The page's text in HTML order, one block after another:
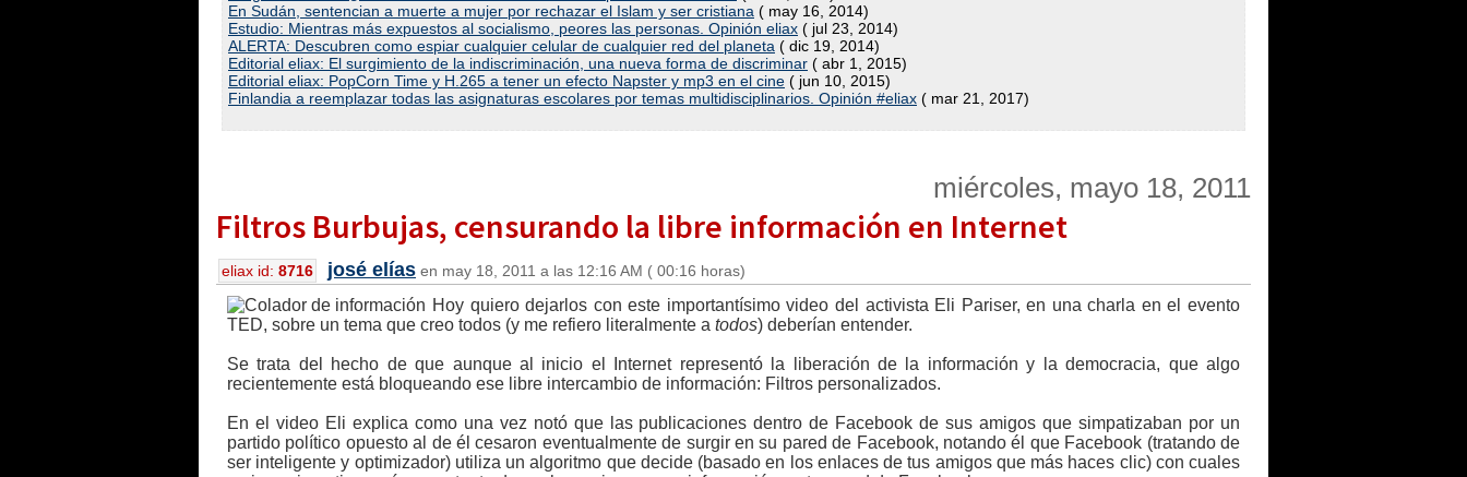
En Sudán, sentencian a muerte a mujer por rechazar el Islam y ser cristiana ( may 16, 2014)
Estudio: Mientras más expuestos al socialismo, peores las personas. Opinión eliax ( jul 23, 2014)
ALERTA: Descubren como espiar cualquier celular de cualquier red del planeta ( dic 19, 2014)
Editorial eliax: El surgimiento de la indiscriminación, una nueva forma de discriminar ( abr 1, 2015)
Editorial eliax: PopCorn Time y H.265 a tener un efecto Napster y mp3 en el cine ( jun 10, 2015)
Finlandia a reemplazar todas las asignaturas escolares por temas multidisciplinarios. Opinión #eliax ( mar 21, 2017)
miércoles, mayo 18, 2011
Filtros Burbujas, censurando la libre información en Internet
eliax id: 8716 josé elías en may 18, 2011 a las 12:16 AM ( 00:16 horas)
Hoy quiero dejarlos con este importantísimo video del activista Eli Pariser, en una charla en el evento
TED, sobre un tema que creo todos (y me refiero literalmente a todos) deberían entender.
Se trata del hecho de que aunque al inicio el Internet representó la liberación de la información y la democracia, que algo
recientemente está bloqueando ese libre intercambio de información: Filtros personalizados.
En el video Eli explica como una vez notó que las publicaciones dentro de Facebook de sus amigos que simpatizaban por un
partido político opuesto al de él cesaron eventualmente de surgir en su pared de Facebook, notando él que Facebook (tratando de
ser inteligente y optimizador) utiliza un algoritmo que decide (basado en los enlaces de tus amigos que más haces clic) con cuales